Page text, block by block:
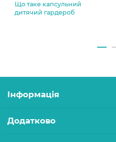
Що таке капсульний
дитячий гардероб
Інформація
Додатково